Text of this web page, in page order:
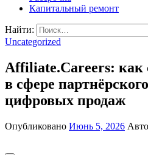
Капитальный ремонт
Найти:
Uncategorized
Affiliate.Careers: как
в сфере
цифровых продаж
Опубликовано Июнь 5, 2026